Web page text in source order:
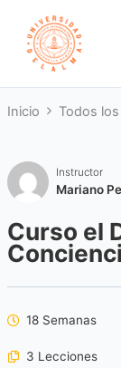
contenido
Inicio Todos
Instructor
Mariano
Curso el
18 Semanas
3 Lecciones